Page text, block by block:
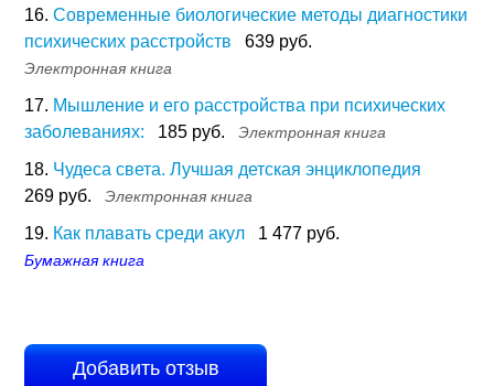
16. Современные биологические методы диагностики
психических расстройств
639 руб.
Электронная книга
17. Мышление и его расстройства при психических
заболеваниях:
185 руб. Электронная книга
18. Чудеса света. Лучшая детская энциклопедия
269 руб.
Электронная книга
19. Как плавать среди акул 1 477 руб.
Бумажная книга
Добавить отзыв